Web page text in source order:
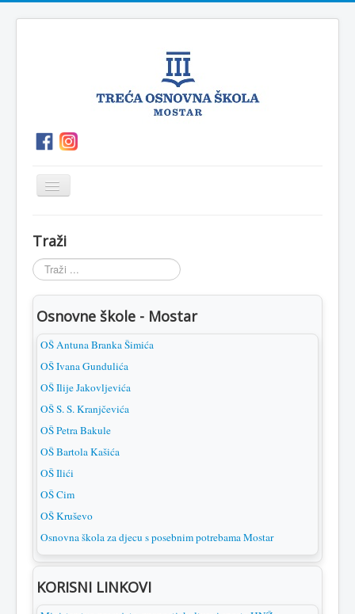
Prikaz/Sakrivanje
navigacije
O
školi
Traži
Traži
...
Osnovne škole - Mostar
OŠ Antuna Branka Šimića
OŠ Ivana Gundulića
OŠ Ilije Jakovljevića
OŠ S. S. Kranjčevića
OŠ Petra Bakule
OŠ Bartola Kašića
OŠ Ilići
OŠ Cim
OŠ Kruševo
Osnovna škola za djecu s posebnim potrebama Mostar
KORISNI LINKOVI